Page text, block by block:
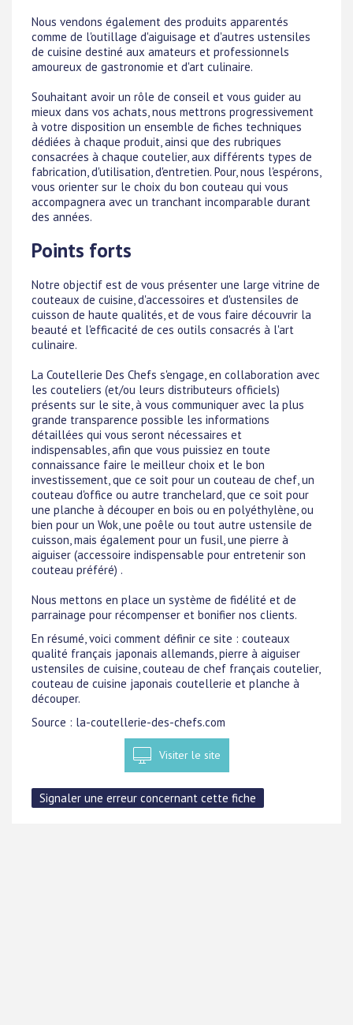
Nous vendons également des produits apparentés
comme de l'outillage d'aiguisage et d'autres ustensiles
de cuisine destiné aux amateurs et professionnels
amoureux de gastronomie et d'art culinaire.
Souhaitant avoir un rôle de conseil et vous guider au
mieux dans vos achats, nous mettrons progressivement
à votre disposition un ensemble de fiches techniques
dédiées à chaque produit, ainsi que des rubriques
consacrées à chaque coutelier, aux différents types de
fabrication, d'utilisation, d'entretien. Pour, nous l'espérons,
vous orienter sur le choix du bon couteau qui vous
accompagnera avec un tranchant incomparable durant
des années.
Points forts
Notre objectif est de vous présenter une large vitrine de
couteaux de cuisine, d'accessoires et d'ustensiles de
cuisson de haute qualités, et de vous faire découvrir la
beauté et l'efficacité de ces outils consacrés à l'art
culinaire.
La Coutellerie Des Chefs s'engage, en collaboration avec
les couteliers (et/ou leurs distributeurs officiels)
présents sur le site, à vous communiquer avec la plus
grande transparence possible les informations
détaillées qui vous seront nécessaires et
indispensables, afin que vous puissiez en toute
connaissance faire le meilleur choix et le bon
investissement, que ce soit pour un couteau de chef, un
couteau d'office ou autre tranchelard, que ce soit pour
une planche à découper en bois ou en polyéthylène, ou
bien pour un Wok, une poêle ou tout autre ustensile de
cuisson, mais également pour un fusil, une pierre à
aiguiser (accessoire indispensable pour entretenir son
couteau préféré) .
Nous mettons en place un système de fidélité et de
parrainage pour récompenser et bonifier nos clients.
En résumé, voici comment définir ce site : couteaux
qualité français japonais allemands, pierre à aiguiser
ustensiles de cuisine, couteau de chef français coutelier,
couteau de cuisine japonais coutellerie et planche à
découper.
Source : la-coutellerie-des-chefs.com
Visiter le site